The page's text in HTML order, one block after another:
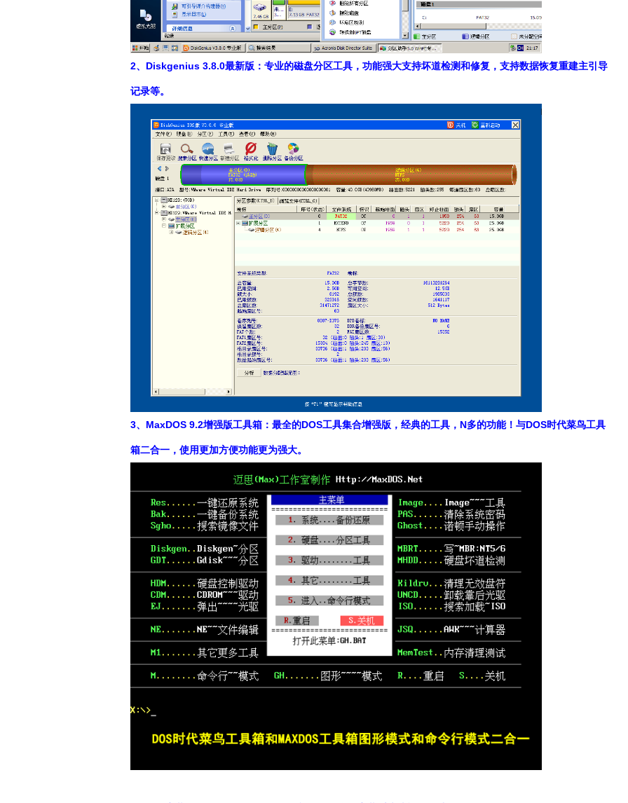
2、Diskgenius 3.8.0最新版：专业的磁盘分区工具，功能强大支持坏道检测和修复，支持数据恢复重建主引导
记录等。
3、MaxDOS 9.2增强版工具箱：最全的DOS工具集合增强版，经典的工具，N多的功能！与DOS时代菜鸟工具
箱二合一，使用更加方便功能更为强大。